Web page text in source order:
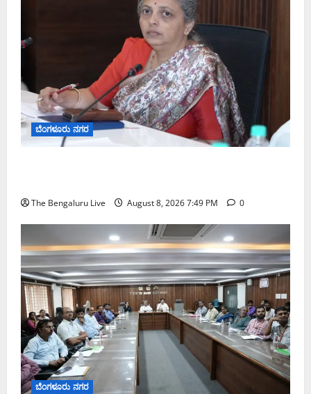
ಬೆಂಗಳೂರು ನಗರ
The Bengaluru Live August 8, 2026 7:49 PM 0
ಬೆಂಗಳೂರು ನಗರ